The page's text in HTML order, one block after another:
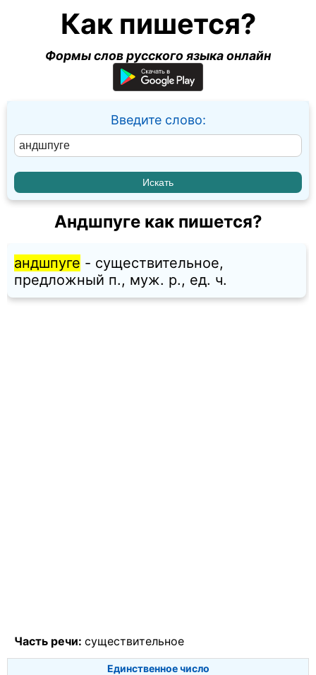
Как пишется?
Формы слов русского языка онлайн
Введите слово:
Андшпуге как пишется?
андшпуге - существительное,
предложный п., муж. p., ед. ч.
Часть речи: существительное
Единственное число